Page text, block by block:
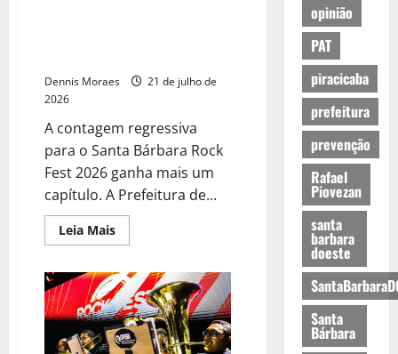
Dennis Moraes
21 de julho de
2026
A contagem regressiva
para o Santa Bárbara Rock
Fest 2026 ganha mais um
capítulo. A Prefeitura de...
Leia Mais
opinião
PAT
piracicaba
prefeitura
prevenção
Rafael
Piovezan
santa
barbara
doeste
Santa
Bárbara